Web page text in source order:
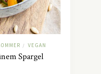
/ VEGAN
Spargel